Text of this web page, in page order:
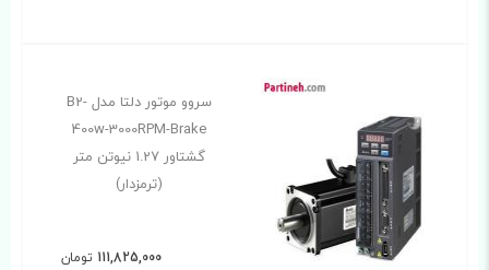
سروو موتور دلتا مدل B2-
400w-3000RPM-Brake
گشتاور 1.27 نیوتن متر
(ترمزدار)
111,825,000 تومان